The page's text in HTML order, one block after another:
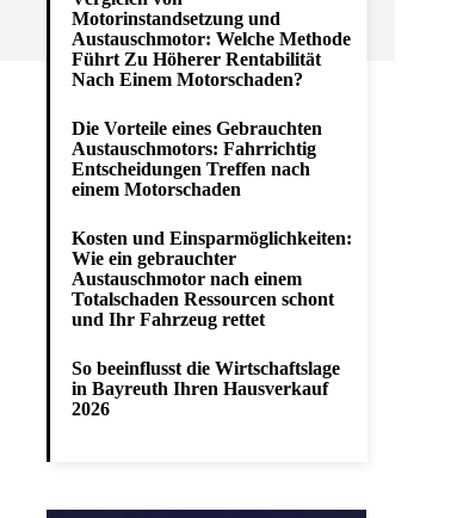
Motorinstandsetzung und
Austauschmotor: Welche Methode
Führt Zu Höherer Rentabilität
Nach Einem Motorschaden?
Die Vorteile eines Gebrauchten
Austauschmotors: Fahrrichtig
Entscheidungen Treffen nach
einem Motorschaden
Kosten und Einsparmöglichkeiten:
Wie ein gebrauchter
Austauschmotor nach einem
Totalschaden Ressourcen schont
und Ihr Fahrzeug rettet
So beeinflusst die Wirtschaftslage
in Bayreuth Ihren Hausverkauf
2026